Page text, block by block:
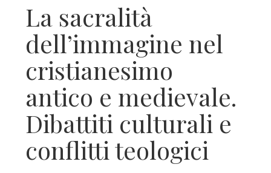
La sacralità
dell’immagine nel
cristianesimo
antico e medievale.
Dibattiti culturali e
conflitti teologici